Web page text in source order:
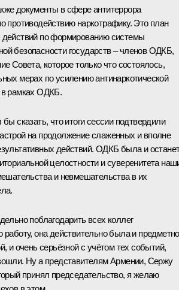
документы в сфере антитеррора
противодействию наркотрафику. Это план
действий по формированию системы
безопасности государств – членов ОДКБ,
Совета, которое только что состоялось,
мерах по усилению антинаркотической
в рамках ОДКБ.
сказать, что итоги сессии подтвердили
на продолжение слаженных и вполне
действий. ОДКБ была и
целостности и суверенитета
и невмешательства в их
поблагодарить всех коллег
работу, она действительно была и
и очень серьёзной с учётом тех событий,
Ну а представителям Армении, Сержу
принял председательство, я желаю